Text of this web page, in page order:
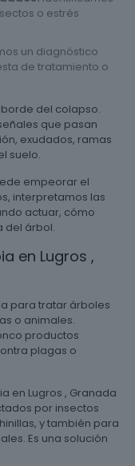
o estrés
un diagnóstico
de tratamiento o
del colapso.
que pasan
exudados, ramas
suelo.
empeorar el
interpretamos las
actuar, cómo
del árbol.
en Lugros ,
para tratar árboles
o animales.
productos
plagas o
en Lugros , Granada
por insectos
y también para
Es una solución